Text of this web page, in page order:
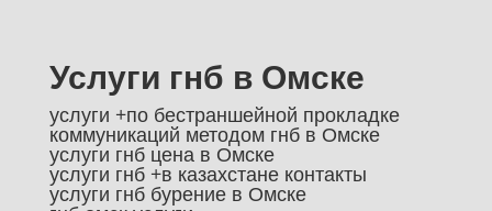
Услуги гнб в Омске
услуги +по бестраншейной прокладке
коммуникаций методом гнб в Омске
услуги гнб цена в Омске
услуги гнб +в казахстане контакты
услуги гнб бурение в Омске